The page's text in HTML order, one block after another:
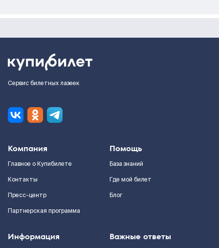
Сервис билетных лазеек
Компания
Главное о Купибилете
Контакты
Пресс-центр
Партнерская программа
Помощь
База знаний
Где мой билет
Блог
Информация Важные ответы